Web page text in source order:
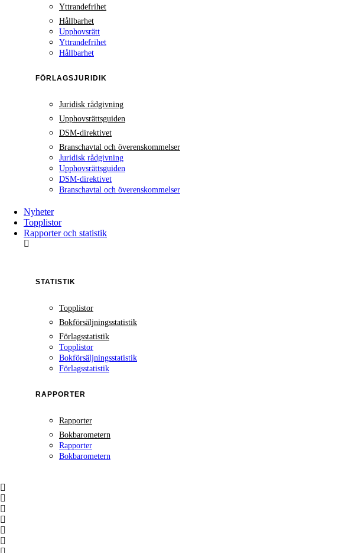
Yttrandefrihet
Hållbarhet
Upphovsrätt
Yttrandefrihet
Hållbarhet
FÖRLAGSJURIDIK
Juridisk rådgivning
Upphovsrättsguiden
DSM-direktivet
Branschavtal och överenskommelser
Juridisk rådgivning
Upphovsrättsguiden
DSM-direktivet
Branschavtal och överenskommelser
Nyheter
Topplistor
Rapporter och statistik
STATISTIK
Topplistor
Bokförsäljningsstatistik
Förlagsstatistik
Topplistor
Bokförsäljningsstatistik
Förlagsstatistik
RAPPORTER
Rapporter
Bokbarometern
Rapporter
Bokbarometern